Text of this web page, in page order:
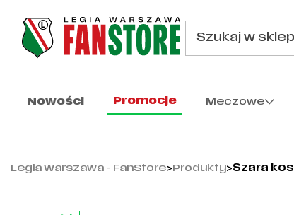
Nowości Promocje Meczowe
Legia Warszawa - FanStore>Produkty>Szara